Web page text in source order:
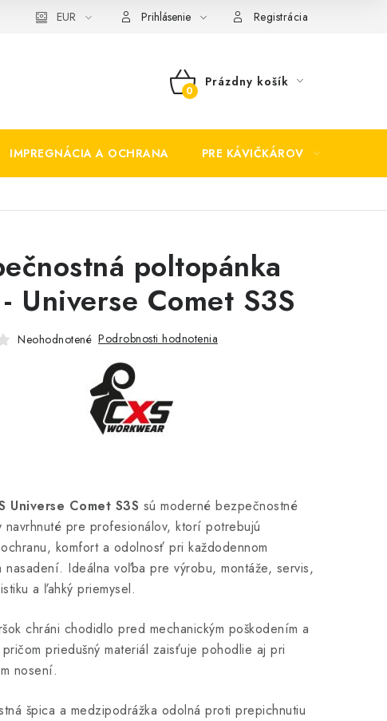
EUR Prihlásenie Registrácia
NÁKUPNÝ
Prázdny košík
IMPREGNÁCIA A OCHRANA PRE KÁVIČKÁROV
poltopánka
Universe Comet S3S
Neohodnotené Podrobnosti hodnotenia
Universe Comet S3S sú moderné bezpečnostné
navrhnuté pre profesionálov, ktorí potrebujú
ochranu, komfort a odolnosť pri každodennom
nasadení. Ideálna voľba pre výrobu, montáže, servis,
a ľahký priemysel.
chráni chodidlo pred mechanickým poškodením a
priedušný materiál zaisťuje pohodlie aj pri
nosení.
špica a medzipodrážka odolná proti prepichnutiu